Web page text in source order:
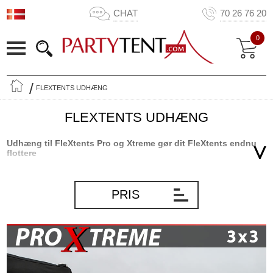
CHAT 70 26 76 20
0
FLEXTENTS UDHÆNG
FLEXTENTS UDHÆNG
Udhæng til FleXtents Pro og Xtreme gør dit FleXtents endnu
flottere
perfekt til messer og markeder. Det enkle og effektive udhæng
giver et stort område foran dit FleXtents foldetelt, hvor du eller dine
enkle og elegante udhæng er utroligt nemt at montere på dit
foldetelt med de to medfølgende beslag. Ved at montere et elegant
udhæng får du endnu mere ud af dit praktiske foldetelt. Deltager
du f.eks. i messer eller markeder udendørs, vil der blive plads til, at
PRIS